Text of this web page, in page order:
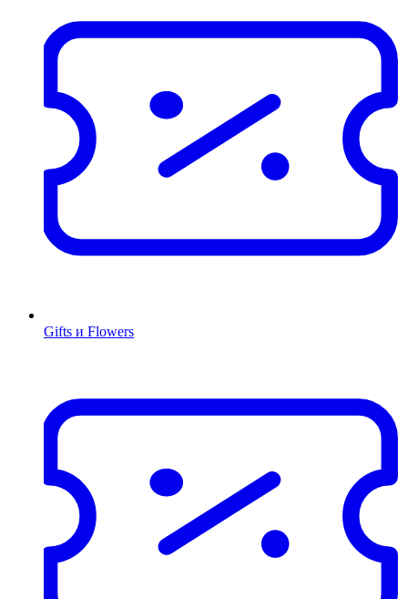
Gifts и Flowers